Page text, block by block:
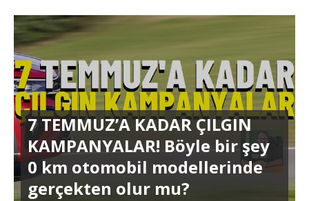
7 TEMMUZ’A KADAR ÇILGIN
KAMPANYALAR! Böyle bir şey
0 km otomobil modellerinde
gerçekten olur mu?